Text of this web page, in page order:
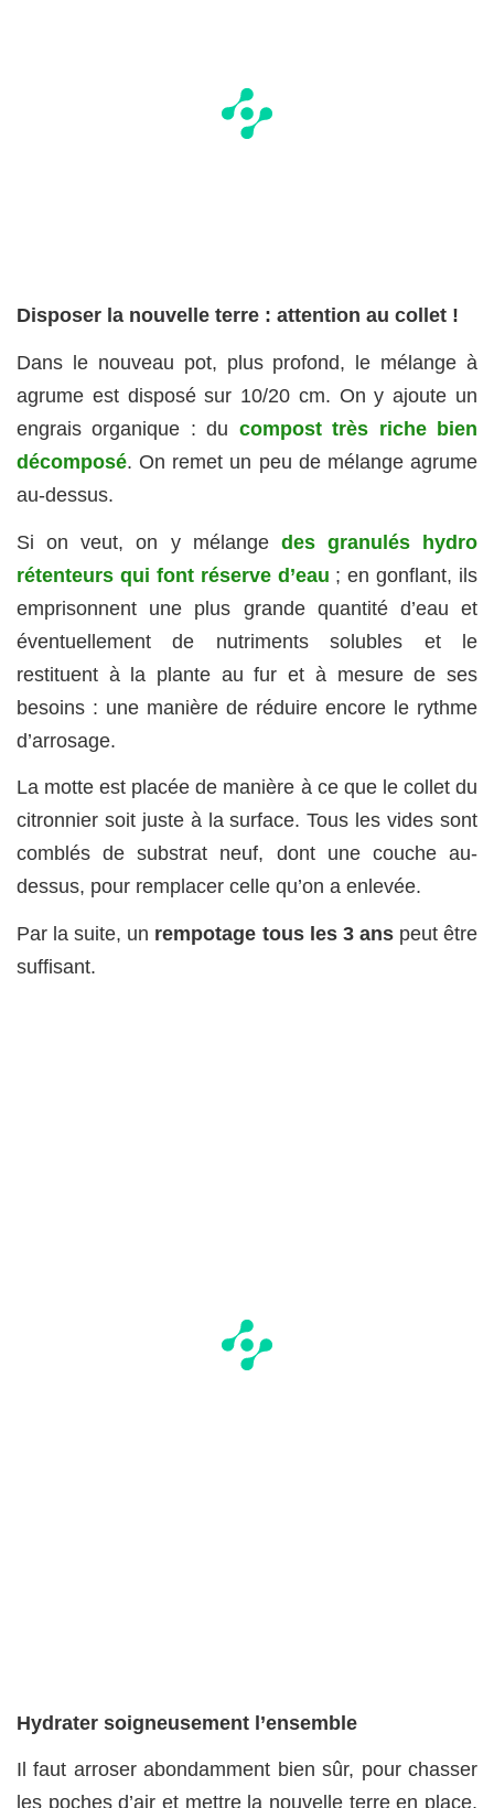
Disposer la nouvelle terre : attention au collet !
Dans le nouveau pot, plus profond, le mélange à
agrume est disposé sur 10/20 cm. On y ajoute un
engrais organique : du compost très riche bien
décomposé. On remet un peu de mélange agrume
au-dessus.
Si on veut, on y mélange des granulés hydro
rétenteurs qui font réserve d’eau ; en gonflant, ils
emprisonnent une plus grande quantité d’eau et
éventuellement de nutriments solubles et le
restituent à la plante au fur et à mesure de ses
besoins : une manière de réduire encore le rythme
d’arrosage.
La motte est placée de manière à ce que le collet du
citronnier soit juste à la surface. Tous les vides sont
comblés de substrat neuf, dont une couche au-
dessus, pour remplacer celle qu’on a enlevée.
Par la suite, un rempotage tous les 3 anspeut être
suffisant.
Hydrater soigneusement l’ensemble
Il faut arroser abondamment bien sûr, pour chasser
les poches d’air et mettre la nouvelle terre en place,